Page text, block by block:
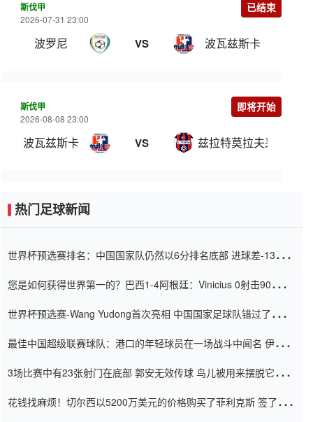
斯伐甲
2026-07-31 23:00
波罗尼 VS 波瓦兹斯卡
已结束
斯伐甲
2026-08-08 23:00
波瓦兹斯卡 VS 兹拉特莫拉夫采
即将开始
热门足球新闻
世界杯预选赛排名：中国国家队仍然以6分排名底部 进球差-13令人
您是如何获得世界第一的？巴西1-4阿根廷：Vinicius 0射击90分钟
世界杯预选赛-Wang Yudong首次亮相 中国国家足球队错过了世界
最佳中国超级联赛球队：港口的年轻球员在一场战斗中闻名 伊万放
3场比赛中有23张射门在底部 郭安无效传球 鸟儿被用来摆脱它
花钱找麻烦！切尔西以5200万美元的价格购买了菲利克斯 签了7年